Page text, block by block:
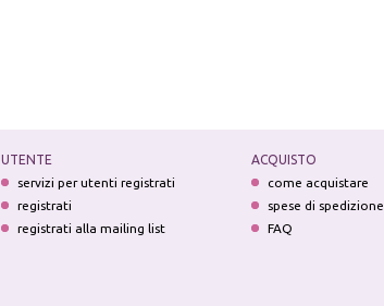
UTENTE
servizi per utenti registrati
registrati
registrati alla mailing list
ACQUISTO
come acquistare
spese di spedizione
FAQ